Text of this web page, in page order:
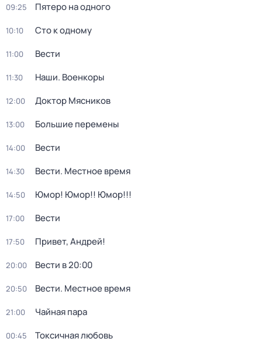
09:25 Пятеро на одного
10:10 Сто к одному
11:00 Вести
11:30 Наши. Военкоры
12:00 Доктор Мясников
13:00 Большие перемены
14:00 Вести
14:30 Вести. Местное время
14:50 Юмор! Юмор!! Юмор!!!
17:00 Вести
17:50 Привет, Андрей!
20:00 Вести в 20:00
20:50 Вести. Местное время
21:00 Чайная пара
00:45 Токсичная любовь